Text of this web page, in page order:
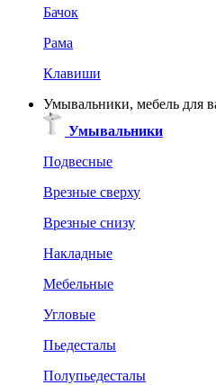
Бачок
Рама
Клавиши
Умывальники, мебель для
Умывальники
Подвесные
Врезные сверху
Врезные снизу
Накладные
Мебельные
Угловые
Пьедесталы
Полупьедесталы